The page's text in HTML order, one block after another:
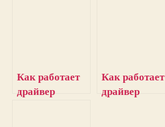
Как работает
драйвер
Как работает
драйвер